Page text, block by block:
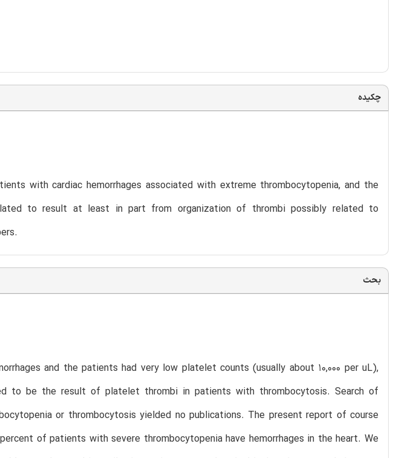
چکیده
with cardiac hemorrhages associated with extreme thrombocytopenia, and the
to result at least in part from organization of thrombi possibly related to
بحث
and the patients had very low platelet counts (usually about 10,000 per uL),
to be the result of platelet thrombi in patients with thrombocytosis. Search of
or thrombocytosis yielded no publications. The present report of course
of patients with severe thrombocytopenia have hemorrhages in the heart. We